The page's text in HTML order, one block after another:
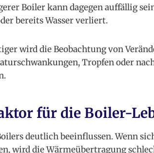
Boiler kann dagegen auffällig
bereits Wasser verliert.
wird die Beobachtung von
Tropfen oder
für die Boiler-
deutlich beeinflussen. Wenn
wird die Wärmeübertragung